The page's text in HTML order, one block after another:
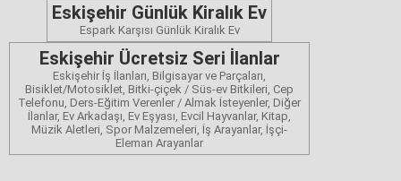
Eskişehir Günlük Kiralık Ev
Espark Karşısı Günlük Kiralık Ev
Eskişehir Ücretsiz Seri İlanlar
Eskişehir İş İlanları, Bilgisayar ve Parçaları,
Bisiklet/Motosiklet, Bitki-çiçek / Süs-ev Bitkileri, Cep
Telefonu, Ders-Eğitim Verenler / Almak İsteyenler, Diğer
İlanlar, Ev Arkadaşı, Ev Eşyası, Evcil Hayvanlar, Kitap,
Müzik Aletleri, Spor Malzemeleri, İş Arayanlar, İşçi-
Eleman Arayanlar